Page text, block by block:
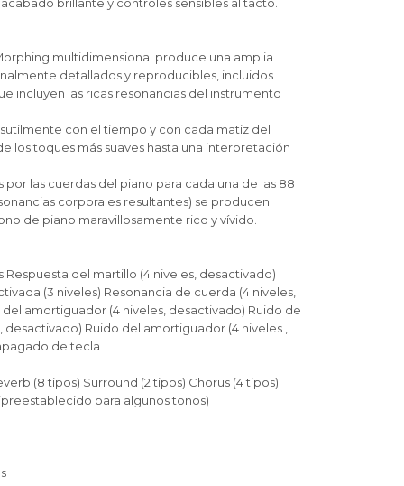
multidimensional produce una amplia
detallados y reproducibles, incluidos
incluyen las ricas resonancias del instrumento
con el tiempo y con cada matiz del
los toques más suaves hasta una interpretación
por las cuerdas del piano para cada una de las 88
corporales resultantes) se producen
de piano maravillosamente rico y vívido.
Respuesta del martillo (4 niveles, desactivado)
(3 niveles) Resonancia de cuerda (4 niveles,
amortiguador (4 niveles, desactivado) Ruido de
Ruido del amortiguador (4 niveles ,
de tecla
(8 tipos) Surround (2 tipos) Chorus (4 tipos)
para algunos tonos)